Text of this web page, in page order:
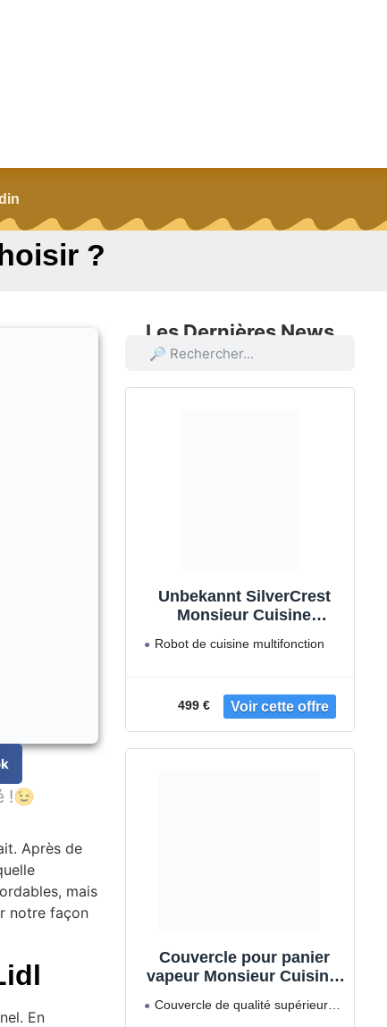
?
!😉
Après de
mais
notre façon
En
Les Dernières News
Unbekannt SilverCrest
Monsieur Cuisine
avec accessoires
Robot de cuisine multifonction
Marque
499 €
Couvercle pour panier
vapeur Monsieur Cuisine,
connect trend et smart -
Couvercle de qualité supérieure :